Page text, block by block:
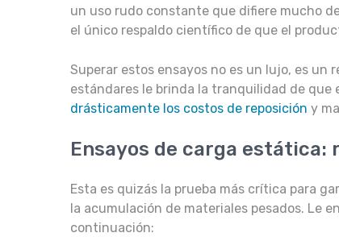
un uso rudo constante que difiere mucho
el único respaldo científico de que el
Superar estos ensayos no es un lujo, es
estándares le brinda la tranquilidad de
drásticamente los costos de reposición y
Ensayos de carga
Esta es quizás la prueba más crítica para
la acumulación de materiales pesados. Le
continuación: